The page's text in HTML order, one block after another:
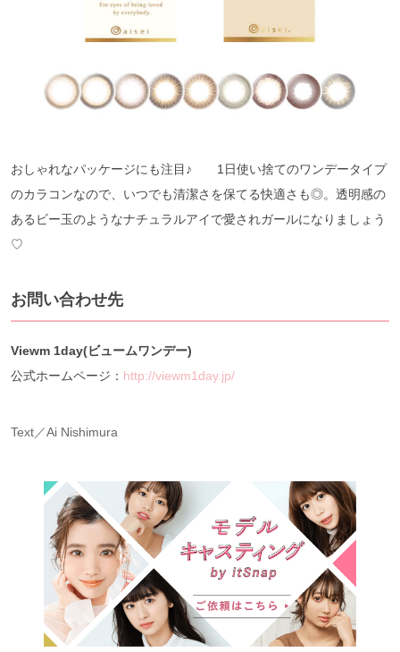
おしゃれなパッケージにも注目♪ 1日使い捨てのワンデータイプ
のカラコンなので、いつでも清潔さを保てる快適さも◎。透明感の
あるビー玉のようなナチュラルアイで愛されガールになりましょう
♡
お問い合わせ先
Viewm 1day(ビュームワンデー)
公式ホームページ： http://viewm1day.jp/
Text／Ai Nishimura